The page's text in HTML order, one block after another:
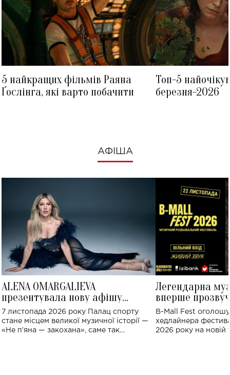
5 найкращих фільмів Раяна
Ґослінга, які варто побачити
Топ-5
березня-2026
АФІША
ALENA OMARGALIEVA
презентувала нову афішу
великого концерту в Палаці
спорту
7 листопада 2026 року Палац спорту
стане місцем великої музичної історії —
«Не пʼяна — закохана», саме так
Легендарна
вперше
Україні: де
B-Mall Fest
хедлайнера
2026 року на новій